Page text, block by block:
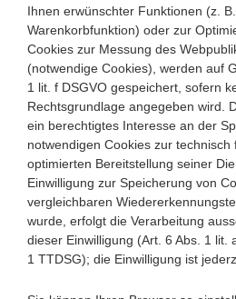
Ihnen erwünschter Funktionen (z.
Warenkorbfunktion) oder zur
Cookies zur Messung des
(notwendige Cookies), werden auf
1 lit. f DSGVO gespeichert, sofern
Rechtsgrundlage angegeben wird.
ein berechtigtes Interesse an der
notwendigen Cookies zur technisch
optimierten Bereitstellung seiner
Einwilligung zur Speicherung von
vergleichbaren
wurde, erfolgt die Verarbeitung
dieser Einwilligung (Art. 6 Abs. 1 lit.
1 TTDSG); die Einwilligung ist